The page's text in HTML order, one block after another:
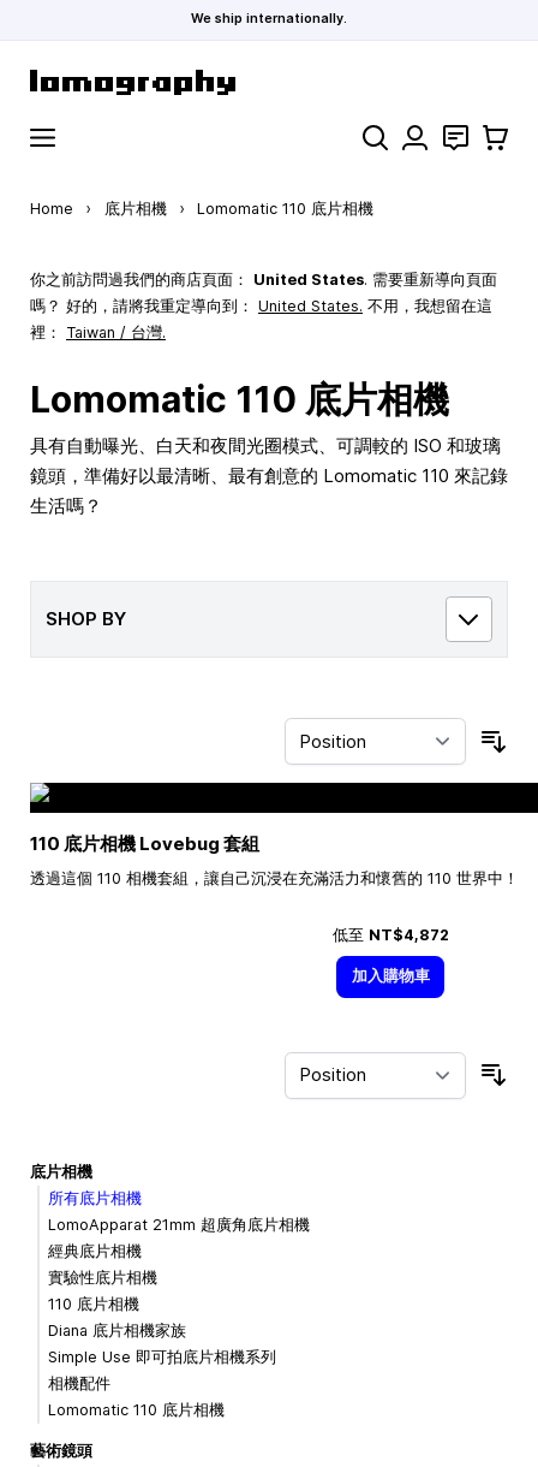
We ship internationally.
Search 聯絡 購物車
Home › 底片相機 › Lomomatic 110 底片相機
你之前訪問過我們的商店頁面： United States. 需要重新導向頁面
嗎？ 好的，請將我重定導向到： United States. 不用，我想留在這
裡： Taiwan / 台灣.
Lomomatic 110 底片相機
具有自動曝光、白天和夜間光圈模式、可調較的 ISO 和玻璃
鏡頭，準備好以最清晰、最有創意的 Lomomatic 110 來記錄
生活嗎？
SHOP BY
110 底片相機 Lovebug 套組
透過這個 110 相機套組，讓自己沉浸在充滿活力和懷舊的 110 世界中！
低至 NT$4,872
加入購物車
底片相機
所有底片相機
LomoApparat 21mm 超廣角底片相機
經典底片相機
實驗性底片相機
110 底片相機
Diana 底片相機家族
Simple Use 即可拍底片相機系列
相機配件
Lomomatic 110 底片相機
藝術鏡頭